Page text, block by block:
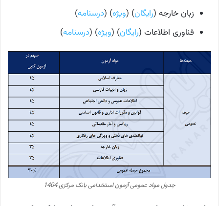
زبان خارجه (رایگان) (ویژه) (درسنامه)
فناوری اطلاعات (رایگان) (ویژه) (درسنامه)
جدول مواد عمومی آزمون استخدامی بانک مرکزی 1404